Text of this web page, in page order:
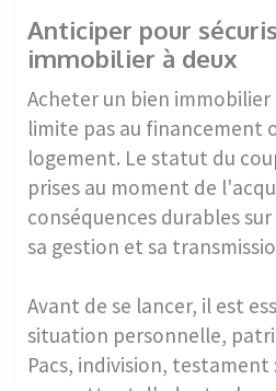
Anticiper pour
immobilier à deux
Acheter un bien immobilier
limite pas au financement
logement. Le statut du
prises au moment de
conséquences durables
sa gestion et sa
Avant de se lancer, il est
situation personnelle,
Pacs, indivision, testament